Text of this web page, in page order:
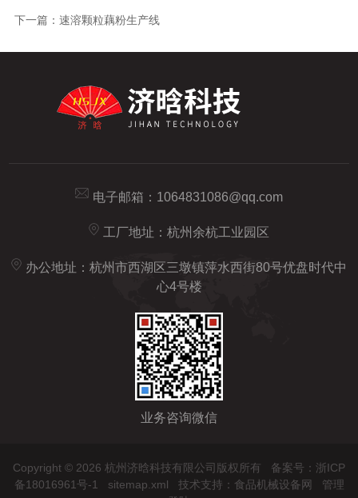
下一篇： 速溶颗粒藕粉生产线
电子邮箱： 1064831086@qq.com
工厂地址：杭州余杭工业园区
办公地址：杭州市西湖区三墩镇萍水西街80号优盘时代中
心4号楼
业务咨询微信
Copyright © 2026 杭州济晗科技有限公司版权所有 备案号：浙ICP
备18016961号-1
sitemap.xml 技术支持： 食品机械设备网
管理